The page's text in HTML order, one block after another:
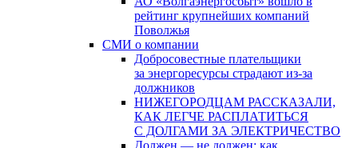
рейтинг крупнейших компаний
Поволжья
СМИ о компании
Добросовестные плательщики
за энергоресурсы страдают из-за
должников
НИЖЕГОРОДЦАМ РАССКАЗАЛИ,
КАК ЛЕГЧЕ РАСПЛАТИТЬСЯ
С ДОЛГАМИ ЗА ЭЛЕКТРИЧЕСТВО